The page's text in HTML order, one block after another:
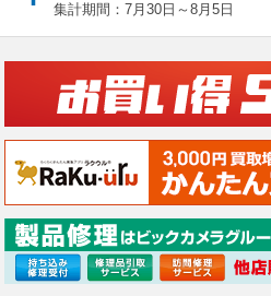
集計期間：7月30日～8月5日